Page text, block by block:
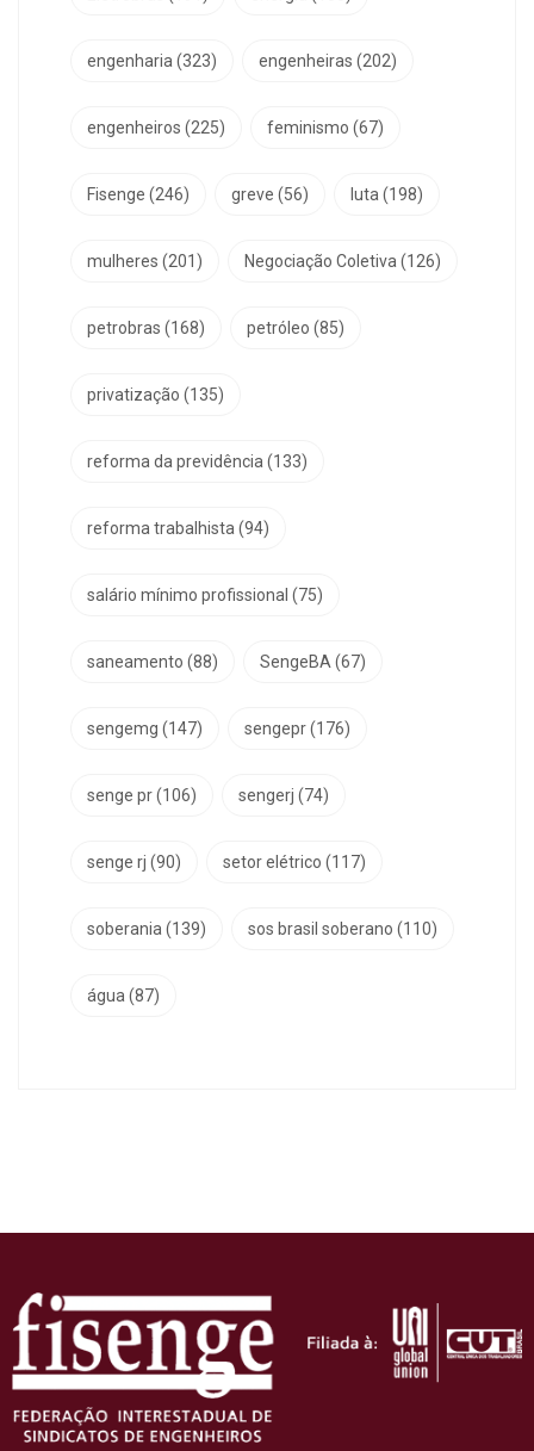
engenharia(323) engenheiras (202)
engenheiros (225) feminismo (67)
Fisenge (246) greve (56) luta(198)
mulheres (201) Negociação Coletiva(126)
petrobras (168) petróleo (85)
privatização (135)
reforma da previdência(133)
reforma trabalhista(94)
salário mínimo profissional (75)
saneamento (88) SengeBA(67)
sengemg (147) sengepr(176)
senge pr(106) sengerj (74)
senge rj (90) setor elétrico (117)
soberania(139) sos brasil soberano (110)
água(87)